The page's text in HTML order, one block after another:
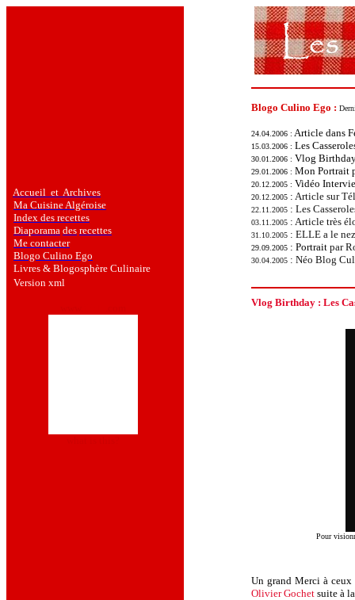
Accueil et Archives
Ma Cuisine Algéroise
Index des recettes
Diaporama des recettes
Me contacter
Blogo Culino Ego
Livres & Blogosphère Culinaire
Version xml
Blogo Culino Ego :
24.04.2006 : Article dans
15.03.2006 : Les
30.01.2006 : Vlog Birthday
29.01.2006 : Mon Portrait
20.12.2005 : Vidéo
20.12.2005 : Article sur
22.11.2005 : Les
03.11.2005 : Article très
31.10.2005 : ELLE a le
29.09.2005 : Portrait par
30.04.2005 : Néo Blog
Vlog Birthday : Les
Pour
Un grand Merci à
Olivier Gochet suite à